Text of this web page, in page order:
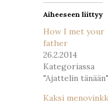
Aiheeseen liittyy
How I met your
father
26.2.2014
Kategoriassa
"Ajattelin tänään"
Kaksi